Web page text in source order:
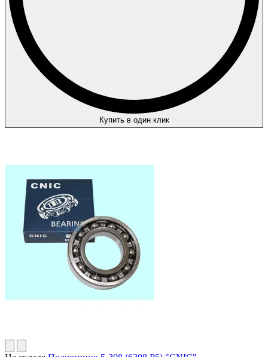
Купить в один клик